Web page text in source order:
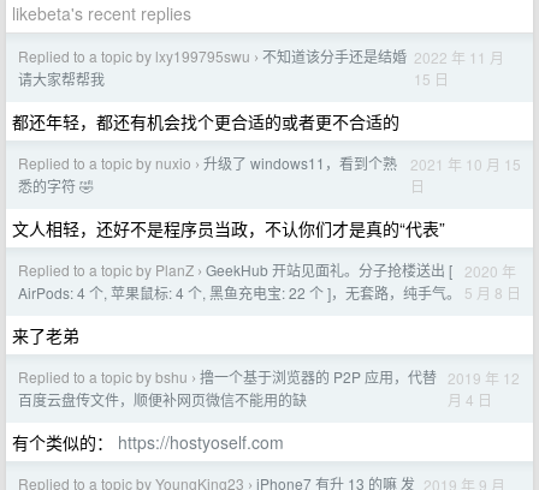
likebeta's recent replies
Replied to a topic by lxy199795swu › 不知道该分手还是结婚
请大家帮帮我
2022 年 11 月
15 日
都还年轻，都还有机会找个更合适的或者更不合适的
Replied to a topic by nuxio › 升级了 windows11，看到个熟
悉的字符 🤣
2021 年 10 月 15
日
文人相轻，还好不是程序员当政，不认你们才是真的“代表”
Replied to a topic by PlanZ › GeekHub 开站见面礼。分子抢楼送出 [
AirPods: 4 个, 苹果鼠标: 4 个, 黑鱼充电宝: 22 个 ]，无套路，纯手气。
2020 年
5 月 8 日
来了老弟
Replied to a topic by bshu › 撸一个基于浏览器的 P2P 应用，代替
百度云盘传文件，顺便补网页微信不能用的缺
2019 年 12
月 4 日
有个类似的： https://hostyoself.com
Replied to a topic by YoungKing23 › iPhone7 有升 13 的嘛 发 2019 年 9 月